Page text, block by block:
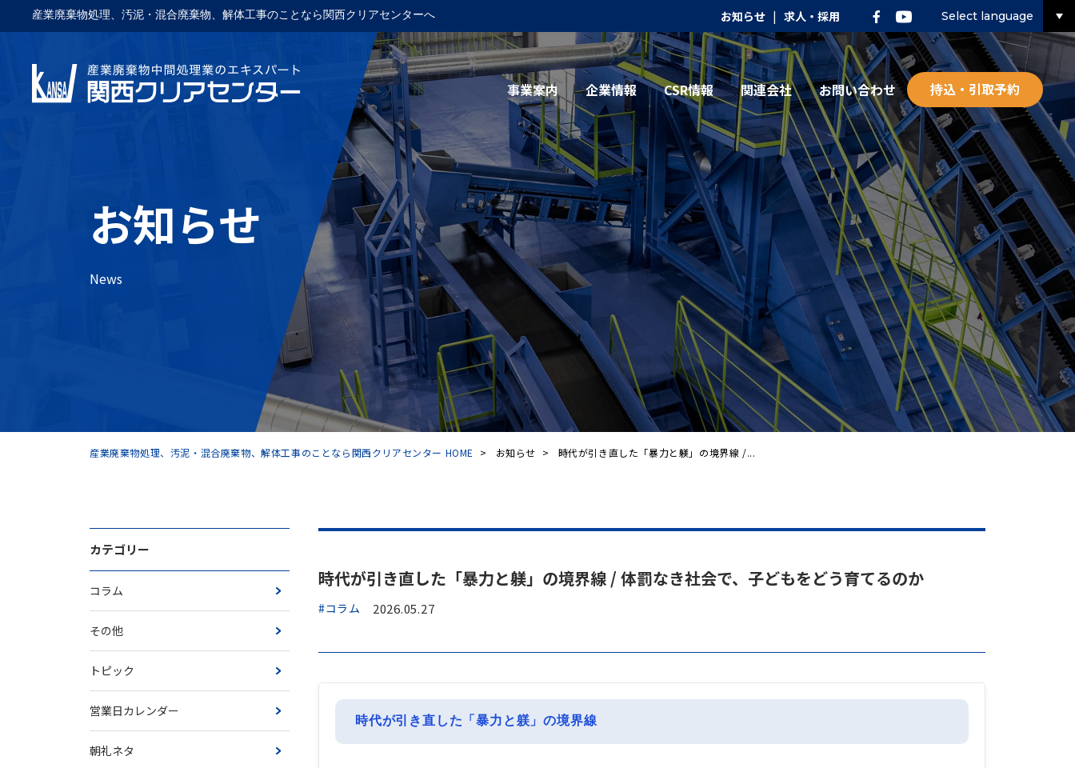
産業廃棄物処理、汚泥・混合廃棄物、解体工事のことなら関西クリアセンターへ お知らせ | 求人・採用 Select language
事業案内 企業情報 CSR情報 関連会社 お問い合わせ 持込・引取予約
お知らせ
News
産業廃棄物処理、汚泥・混合廃棄物、解体工事のことなら関西クリアセンター HOME > お知らせ > 時代が引き直した「暴力と躾」の境界線 /...
カテゴリー
コラム
その他
トピック
営業日カレンダー
朝礼ネタ
時代が引き直した「暴力と躾」の境界線 / 体罰なき社会で、子どもをどう育てるのか
#コラム 2026.05.27
時代が引き直した「暴力と躾」の境界線